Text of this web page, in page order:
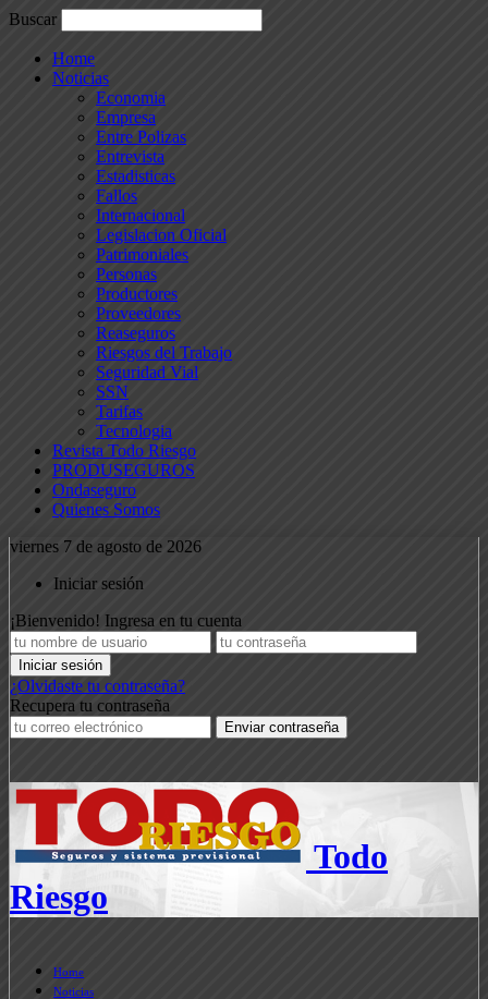
Buscar
Home
Noticias
Economia
Empresa
Entre Polizas
Entrevista
Estadisticas
Fallos
Internacional
Legislacion Oficial
Patrimoniales
Personas
Productores
Proveedores
Reaseguros
Riesgos del Trabajo
Seguridad Vial
SSN
Tarifas
Tecnologia
Revista Todo Riesgo
PRODUSEGUROS
Ondaseguro
Quienes Somos
viernes 7 de agosto de 2026
Iniciar sesión
¡Bienvenido! Ingresa en tu cuenta
¿Olvidaste tu contraseña?
Recupera tu contraseña
Todo
Riesgo
Home
Noticias